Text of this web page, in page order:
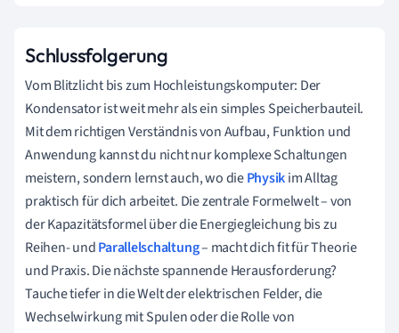
Schlussfolgerung
Vom Blitzlicht bis zum Hochleistungskomputer: Der
Kondensator ist weit mehr als ein simples Speicherbauteil.
Mit dem richtigen Verständnis von Aufbau, Funktion und
Anwendung kannst du nicht nur komplexe Schaltungen
meistern, sondern lernst auch, wo diePhysikim Alltag
praktisch für dich arbeitet. Die zentrale Formelwelt – von
der Kapazitätsformel über die Energiegleichung bis zu
Reihen- undParallelschaltung– macht dich fit für Theorie
und Praxis. Die nächste spannende Herausforderung?
Tauche tiefer in die Welt der elektrischen Felder, die
Wechselwirkung mit Spulen oder die Rolle von